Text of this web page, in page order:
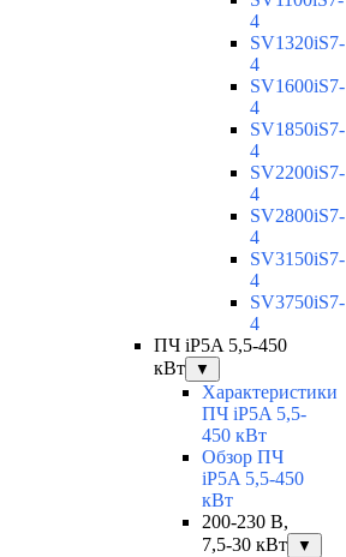
4
SV1320iS7-
4
SV1600iS7-
4
SV1850iS7-
4
SV2200iS7-
4
SV2800iS7-
4
SV3150iS7-
4
SV3750iS7-
4
ПЧ iP5A 5,5-450
кВт
▼
Характеристики
ПЧ iP5A 5,5-
450 кВт
Обзор ПЧ
iP5A 5,5-450
кВт
200-230 В,
7,5-30 кВт
▼